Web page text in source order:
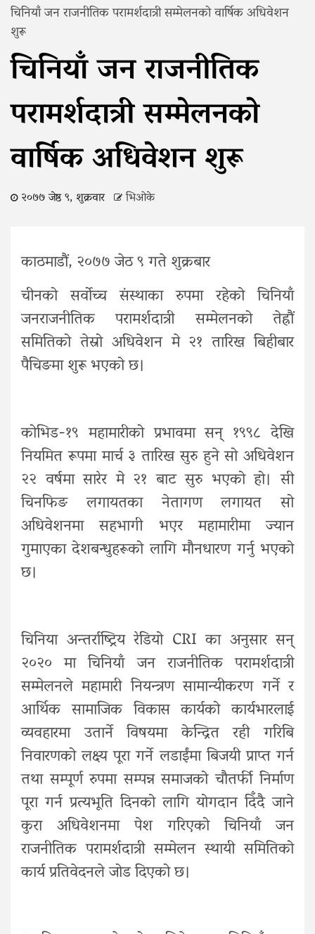
चिनियाँ जन राजनीतिक परामर्शदात्री सम्मेलनको वार्षिक अधिवेशन
शुरू
चिनियाँ जन राजनीतिक
परामर्शदात्री सम्मेलनको
वार्षिक अधिवेशन शुरू
२०७७ जेष्ठ ९, शुक्रवार भिओके
काठमाडौं, २०७७ जेठ ९ गते शुक्रबार
चीनको सर्वोच्च संस्थाका रुपमा रहेको चिनियाँ
जनराजनीतिक परामर्शदात्री सम्मेलनको तेह्रौं
समितिको तेस्रो अधिवेशन मे २१ तारिख बिहीबार
पैचिङमा शुरू भएको छ।
कोभिड-१९ महामारीको प्रभावमा सन् १९९८ देखि
नियमित रूपमा मार्च ३ तारिख सुरु हुने सो अधिवेशन
२२ वर्षमा सारेर मे २१ बाट सुरु भएको हो। सी
चिनफिङ लगायतका नेतागण लगायत सो
अधिवेशनमा सहभागी भएर महामारीमा ज्यान
गुमाएका देशबन्धुहरूको लागि मौनधारण गर्नु भएको
छ।
चिनिया अन्तर्राष्ट्रिय रेडियो CRI का अनुसार सन्
२०२० मा चिनियाँ जन राजनीतिक परामर्शदात्री
सम्मेलनले महामारी नियन्त्रण सामान्यीकरण गर्ने र
आर्थिक सामाजिक विकास कार्यको कार्यभारलाई
व्यवहारमा उतार्ने विषयमा केन्द्रित रही गरिबि
निवारणको लक्ष्य पूरा गर्ने लडाईंमा बिजयी प्राप्त गर्न
तथा सम्पूर्ण रुपमा सम्पन्न समाजको चौतर्फी निर्माण
पूरा गर्न प्रत्यभूति दिनको लागि योगदान दिँदै जाने
कुरा अधिवेशनमा पेश गरिएको चिनियाँ जन
राजनीतिक परामर्शदात्री सम्मेलन स्थायी समितिको
कार्य प्रतिवेदनले जोड दिएको छ।